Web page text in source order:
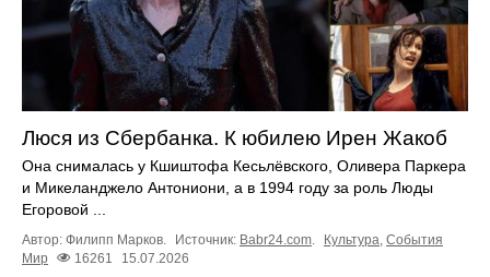
Люся из Сбербанка. К юбилею Ирен Жакоб
Она снималась у Кшиштофа Кесьлёвского, Оливера Паркера
и Микеланджело Антониони, а в 1994 году за роль Люды
Егоровой ...
Автор: Филипп Марков. Источник: Babr24.com Культура События
Мир
16261 15.07.2026